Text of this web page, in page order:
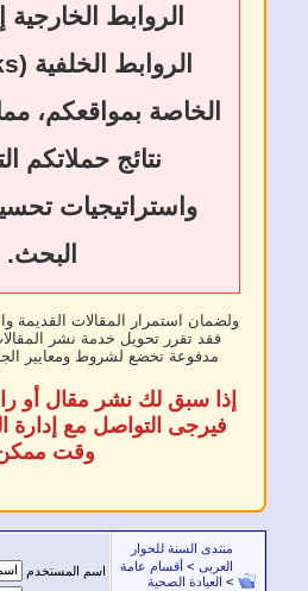
الروابط الخارجية إلى
الخاصة بمواقعكم، مما قد
نتائج حملاتكم
واستراتيجيات تحسين
ولضمان استمرار المقالات القديمة والروابط
فقد تقرر تحويل خدمة نشر المقالات
مدفوعة تخضع لشروط ومعايير الجودة
إذا سبق لك نشر مقال أو رابط داخل
فيرجى التواصل مع إدارة
وقت ممكن.
منتدى السنة للحوار
أقسام عامة
العيادة الصحية
اسم المستخدم